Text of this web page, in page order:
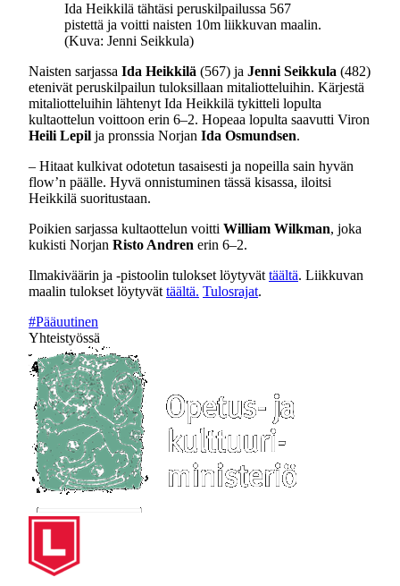
Ida Heikkilä tähtäsi peruskilpailussa 567
pistettä ja voitti naisten 10m liikkuvan maalin.
(Kuva: Jenni Seikkula)
Naisten sarjassa Ida Heikkilä (567) ja Jenni Seikkula (482)
etenivät peruskilpailun tuloksillaan mitaliotteluihin. Kärjestä
mitaliotteluihin lähtenyt Ida Heikkilä tykitteli lopulta
kultaottelun voittoon erin 6–2. Hopeaa lopulta saavutti Viron
Heili Lepil ja pronssia Norjan Ida Osmundsen.
– Hitaat kulkivat odotetun tasaisesti ja nopeilla sain hyvän
flow’n päälle. Hyvä onnistuminen tässä kisassa, iloitsi
Heikkilä suoritustaan.
Poikien sarjassa kultaottelun voitti William Wilkman, joka
kukisti Norjan Risto Andren erin 6–2.
Ilmakiväärin ja -pistoolin tulokset löytyvät täältä. Liikkuvan
maalin tulokset löytyvät täältä. Tulosrajat.
#Pääuutinen
Yhteistyössä